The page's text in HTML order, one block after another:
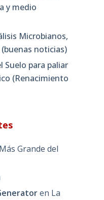
y medio
Microbianos,
noticias)
Suelo para paliar
(Renacimiento
Grande del
en La